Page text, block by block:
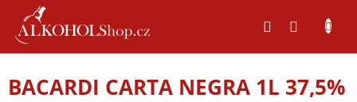
obsah
BACARDI CARTA NEGRA 1L 37,5%